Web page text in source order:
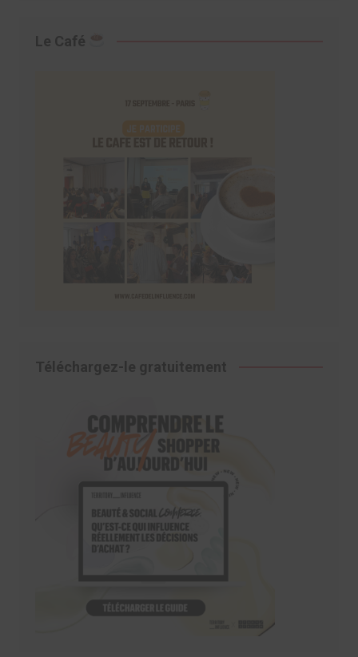
Le Café
Téléchargez-le gratuitement